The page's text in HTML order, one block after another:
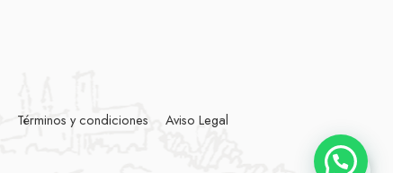
Términos y condiciones Aviso Legal